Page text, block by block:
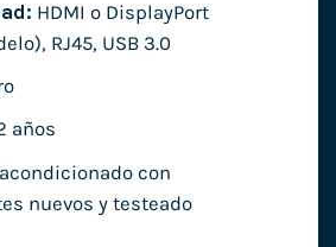
HDMI o DisplayPort
RJ45, USB 3.0
años
con
nuevos y testeado